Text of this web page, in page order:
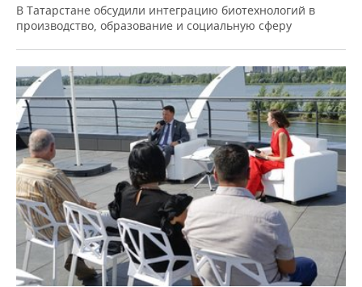
В Татарстане обсудили интеграцию биотехнологий в
производство, образование и социальную сферу